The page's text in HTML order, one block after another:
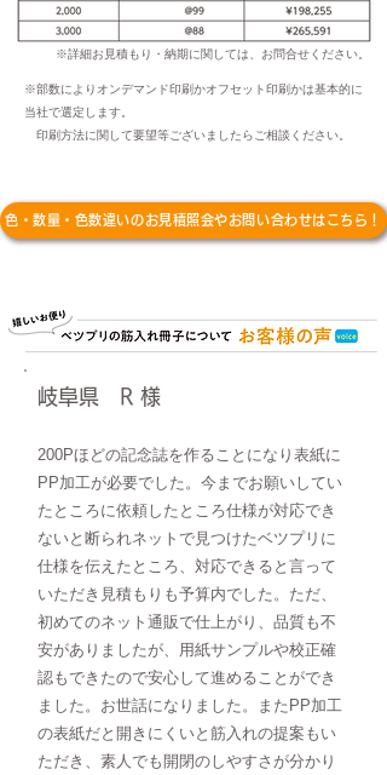
※詳細お見積もり・納期に関しては、お問合せください。
※部数によりオンデマンド印刷かオフセット印刷かは基本的に
当社で選定します。
印刷方法に関して要望等ございましたらご相談ください。
色・数量・色数違いのお見積照会やお問い合わせはこちら！
岐阜県 R 様
200Pほどの記念誌を作ることになり表紙に
PP加工が必要でした。今までお願いしてい
たところに依頼したところ仕様が対応でき
ないと断られネットで見つけたベツプリに
仕様を伝えたところ、対応できると言って
いただき見積もりも予算内でした。ただ、
初めてのネット通販で仕上がり、品質も不
安がありましたが、用紙サンプルや校正確
認もできたので安心して進めることができ
ました。お世話になりました。またPP加工
の表紙だと開きにくいと筋入れの提案もい
ただき、素人でも開閉のしやすさが分かり